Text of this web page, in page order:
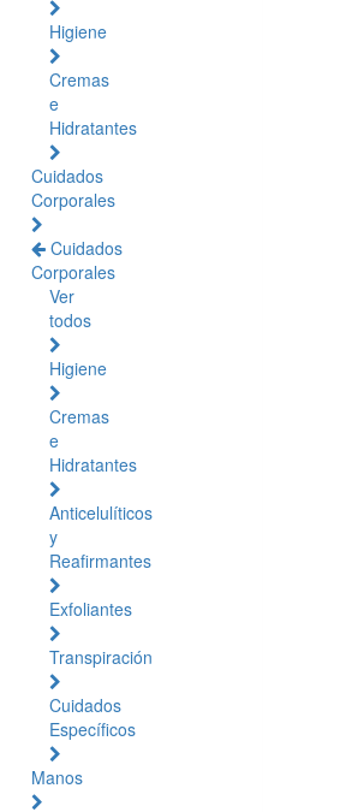
Higiene
Cremas
e
Hidratantes
Cuidados
Corporales
Cuidados
Corporales
Ver
todos
Higiene
Cremas
e
Hidratantes
Anticelulíticos
y
Reafirmantes
Exfoliantes
Transpiración
Cuidados
Específicos
Manos